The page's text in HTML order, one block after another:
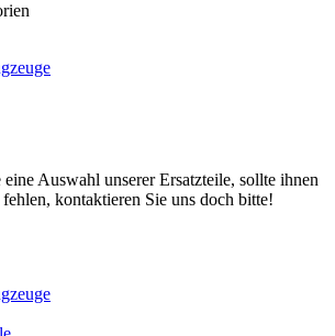
Auswahl unserer Ersatzteile, sollte ihnen
kontaktieren Sie uns doch bitte!